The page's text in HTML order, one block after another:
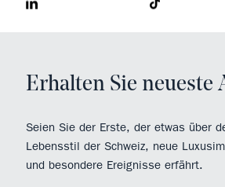
Erhalten Sie neueste
Seien Sie der Erste, der etwas über
Lebensstil der Schweiz, neue
und besondere Ereignisse erfährt.